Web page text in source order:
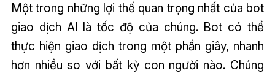
Một trong những lợi thế quan trọng nhất của bot
giao dịch AI là tốc độ của chúng. Bot có thể
thực hiện giao dịch trong một phần giây, nhanh
hơn nhiều so với bất kỳ con người nào. Chúng